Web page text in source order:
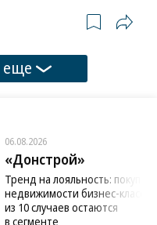
еще
06.08.2026
«Донстрой»
Тренд на лояльность:
недвижимости бизнес-класса
из 10 случаев остаются
в сегменте